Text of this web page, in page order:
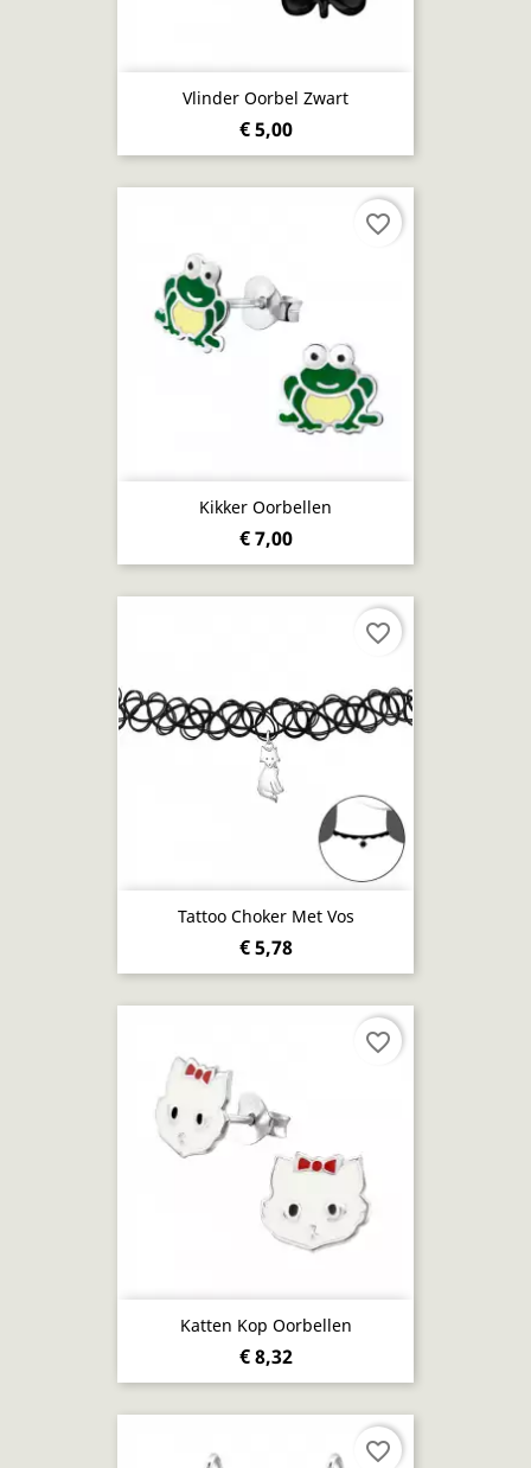
Vlinder Oorbel Zwart
€ 5,00
Kikker Oorbellen
€ 7,00
favorite_border
Tattoo Choker Met Vos
€ 5,78
favorite_border
Katten Kop Oorbellen
€ 8,32
favorite_border
favorite_border